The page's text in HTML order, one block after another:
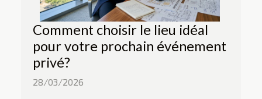
Comment choisir le lieu idéal
pour votre prochain événement
privé?
28/03/2026